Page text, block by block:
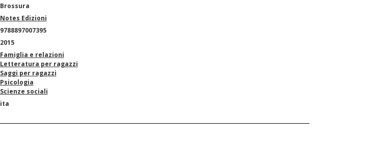
Brossura
Notes Edizioni
9788897007395
2015
Famiglia e relazioni
Letteratura per ragazzi
Saggi per ragazzi
Psicologia
Scienze sociali
ita